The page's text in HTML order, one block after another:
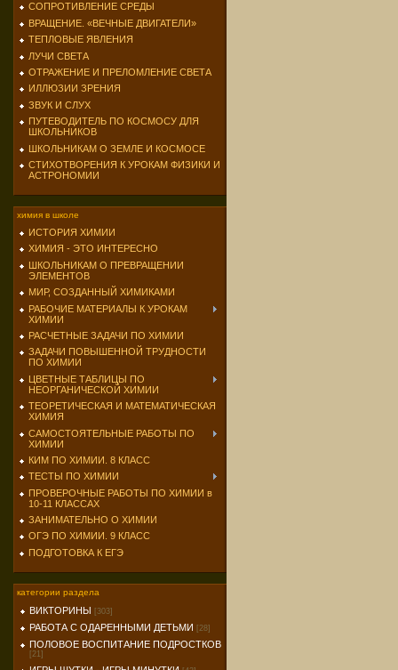
СОПРОТИВЛЕНИЕ СРЕДЫ
ВРАЩЕНИЕ. «ВЕЧНЫЕ ДВИГАТЕЛИ»
ТЕПЛОВЫЕ ЯВЛЕНИЯ
ЛУЧИ СВЕТА
ОТРАЖЕНИЕ И ПРЕЛОМЛЕНИЕ СВЕТА
ИЛЛЮЗИИ ЗРЕНИЯ
ЗВУК И СЛУХ
ПУТЕВОДИТЕЛЬ ПО КОСМОСУ ДЛЯ
ШКОЛЬНИКОВ
ШКОЛЬНИКАМ О ЗЕМЛЕ И КОСМОСЕ
СТИХОТВОРЕНИЯ К УРОКАМ ФИЗИКИ И
АСТРОНОМИИ
химия в школе
ИСТОРИЯ ХИМИИ
ХИМИЯ - ЭТО ИНТЕРЕСНО
ШКОЛЬНИКАМ О ПРЕВРАЩЕНИИ
ЭЛЕМЕНТОВ
МИР, СОЗДАННЫЙ ХИМИКАМИ
РАБОЧИЕ МАТЕРИАЛЫ К УРОКАМ
ХИМИИ
РАСЧЕТНЫЕ ЗАДАЧИ ПО ХИМИИ
ЗАДАЧИ ПОВЫШЕННОЙ ТРУДНОСТИ
ПО ХИМИИ
ЦВЕТНЫЕ ТАБЛИЦЫ ПО
НЕОРГАНИЧЕСКОЙ ХИМИИ
ТЕОРЕТИЧЕСКАЯ И МАТЕМАТИЧЕСКАЯ
ХИМИЯ
САМОСТОЯТЕЛЬНЫЕ РАБОТЫ ПО
ХИМИИ
КИМ ПО ХИМИИ. 8 КЛАСС
ТЕСТЫ ПО ХИМИИ
ПРОВЕРОЧНЫЕ РАБОТЫ ПО ХИМИИ в
10-11 КЛАССАХ
ЗАНИМАТЕЛЬНО О ХИМИИ
ОГЭ ПО ХИМИИ. 9 КЛАСС
ПОДГОТОВКА К ЕГЭ
категории раздела
ВИКТОРИНЫ [303]
РАБОТА С ОДАРЕННЫМИ ДЕТЬМИ [28]
ПОЛОВОЕ ВОСПИТАНИЕ ПОДРОСТКОВ
[21]